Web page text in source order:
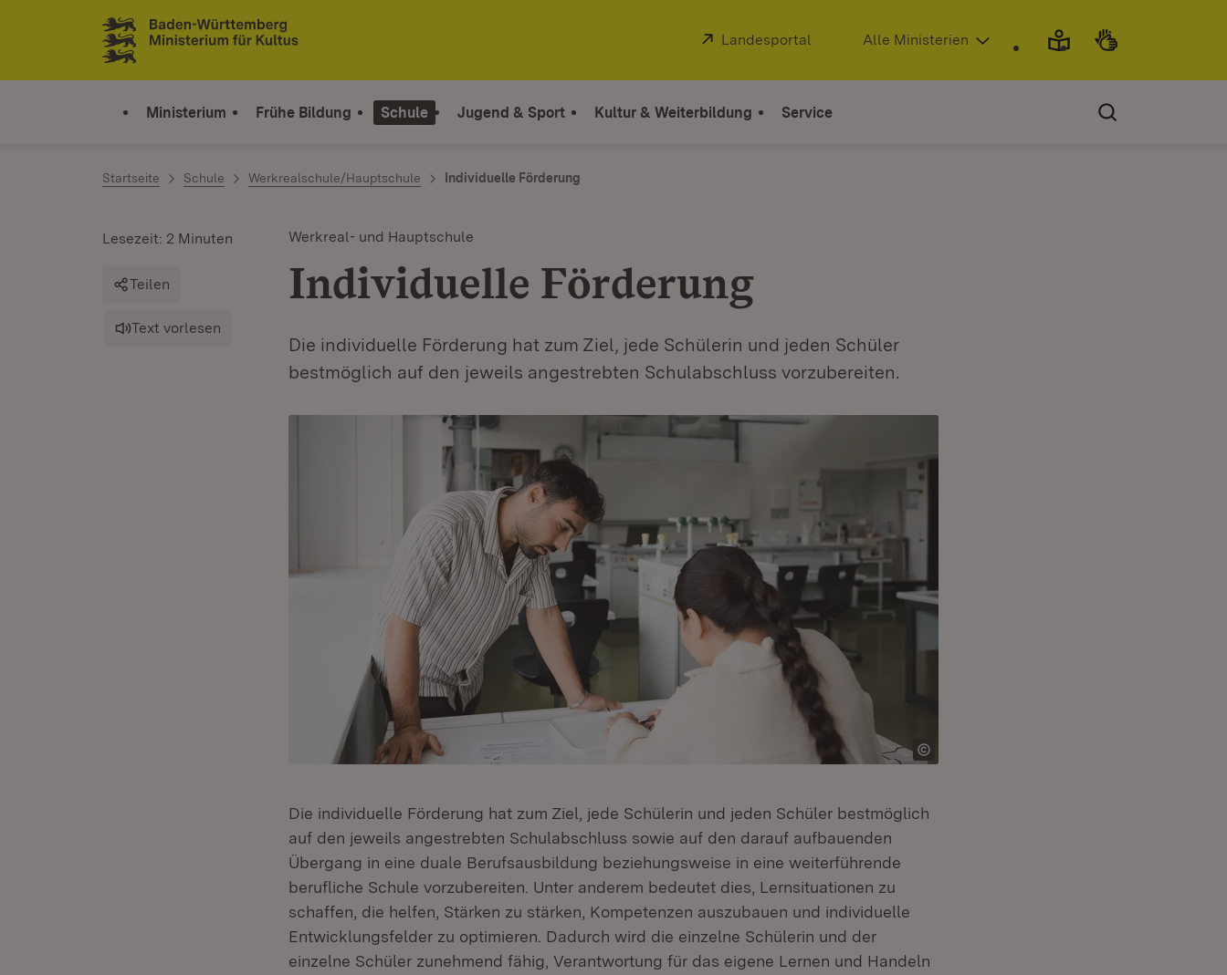
Zum Inhalt springen
Link zur Startseite
Extern:
Landesportal (Öffnet in neuem Fenster)
Alle Ministerien
Ministerium Frühe Bildung Schule Jugend & Sport Kultur & Weiterbildung Service
Startseite Schule Werkrealschule/Hauptschule Individuelle Förderung
Werkreal- und Hauptschule
Individuelle Förderung
Die individuelle Förderung hat zum Ziel, jede Schülerin und jeden Schüler
bestmöglich auf den jeweils angestrebten Schulabschluss vorzubereiten.
Lesezeit: 2 Minuten
Teilen
Text vorlesen
Die individuelle Förderung hat zum Ziel, jede Schülerin und jeden Schüler bestmöglich
auf den jeweils angestrebten Schulabschluss sowie auf den darauf aufbauenden
Übergang in eine duale Berufsausbildung beziehungsweise in eine weiterführende
berufliche Schule vorzubereiten. Unter anderem bedeutet dies, Lernsituationen zu
schaffen, die helfen, Stärken zu stärken, Kompetenzen auszubauen und individuelle
Entwicklungsfelder zu optimieren. Dadurch wird die einzelne Schülerin und der
einzelne Schüler zunehmend fähig, Verantwortung für das eigene Lernen und Handeln